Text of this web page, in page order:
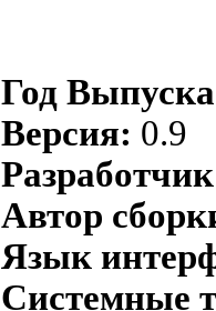
Год
Версия: 0.9
Автор
Язык
Системные